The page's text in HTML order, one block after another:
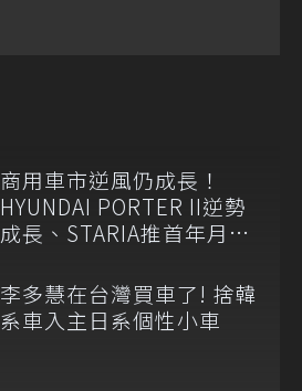
商用車市逆風仍成長！
HYUNDAI PORTER II逆勢
成長、STARIA推首年月付
李多慧在台灣買車了! 捨韓
系車入主日系個性小車